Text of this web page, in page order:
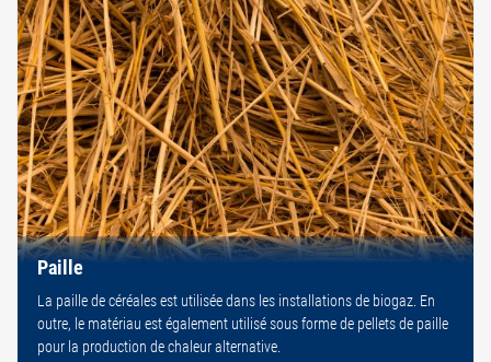
Paille
La paille de céréales est utilisée dans les installations de biogaz. En
outre, le matériau est également utilisé sous forme de pellets de paille
pour la production de chaleur alternative.